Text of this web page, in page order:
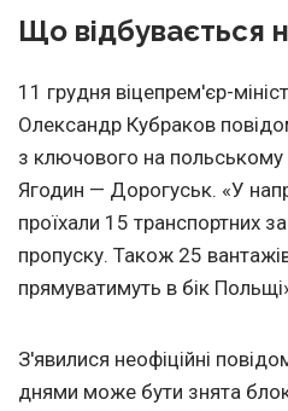
Що відбувається
11 грудня віцепрем'єр-
Олександр Кубраков
з ключового на польському
Ягодин — Дорогуськ. «У
проїхали 15 транспортних
пропуску. Також 25
прямуватимуть в бік
З'явилися неофіційні
днями може бути знята